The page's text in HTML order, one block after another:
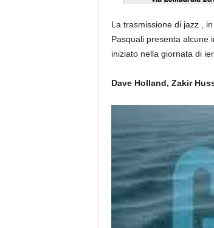
La trasmissione di jazz ,
Pasquali presenta alcune
iniziato nella giornata di
Dave Holland, Zakir